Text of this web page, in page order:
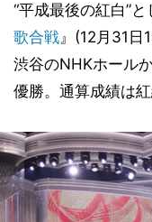
“平成最後の紅白”
歌合戦』(12月31日
渋谷のNHKホール
優勝。通算成績は